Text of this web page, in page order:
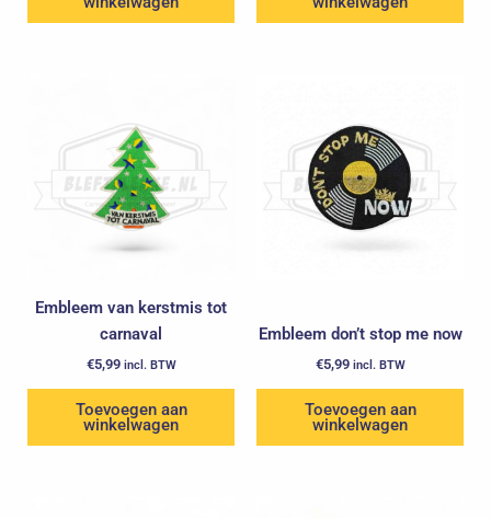
Embleem van kerstmis tot
carnaval
€5,99 incl. BTW
Toevoegen aan
winkelwagen
Embleem don’t stop me now
€5,99 incl. BTW
Toevoegen aan
winkelwagen